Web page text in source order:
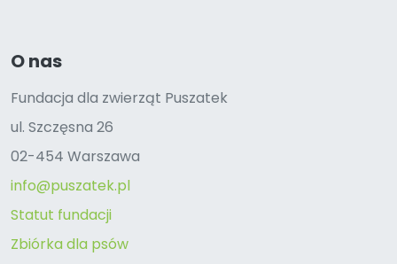
O nas
Fundacja dla zwierząt Puszatek
ul. Szczęsna 26
02-454 Warszawa
info@puszatek.pl
Statut fundacji
Zbiórka dla psów